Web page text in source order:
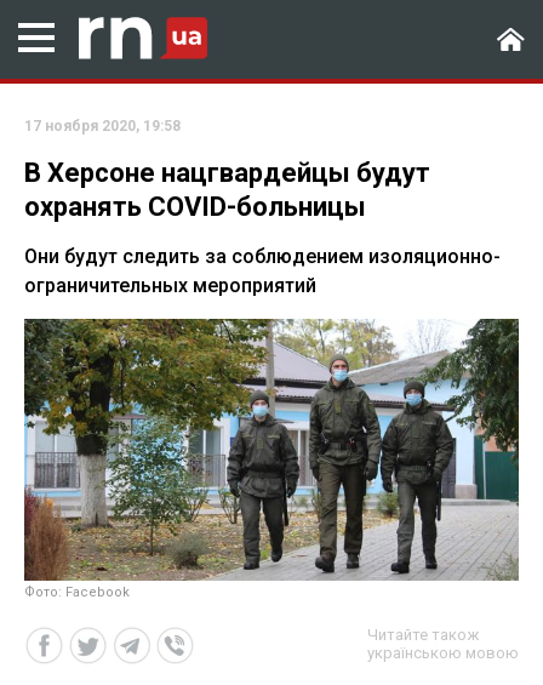
17 ноября 2020, 19:58
В Херсоне нацгвардейцы будут
охранять COVID-больницы
Они будут следить за соблюдением изоляционно-
ограничительных мероприятий
Фото: Facebook
Читайте також
українською мовою